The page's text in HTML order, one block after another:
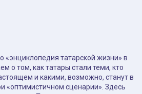
«энциклопедия татарской жизни» в
о том, как татары стали теми, кто
и какими, возможно, станут в
«оптимистичном сценарии». Здесь